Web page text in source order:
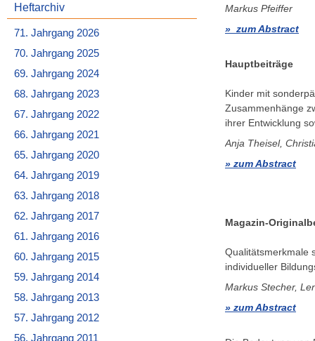
Heftarchiv
71. Jahrgang 2026
70. Jahrgang 2025
69. Jahrgang 2024
68. Jahrgang 2023
67. Jahrgang 2022
66. Jahrgang 2021
65. Jahrgang 2020
64. Jahrgang 2019
63. Jahrgang 2018
62. Jahrgang 2017
61. Jahrgang 2016
60. Jahrgang 2015
59. Jahrgang 2014
58. Jahrgang 2013
57. Jahrgang 2012
56. Jahrgang 2011
Markus Pfeiffer
zum Abstract
Hauptbeiträge
Kinder mit
Zusammenhänge
ihrer Entwicklung
Anja Theisel,
zum Abstract
Magazin-
Qualitätsmerkmale
individueller
Markus Stecher,
zum Abstract